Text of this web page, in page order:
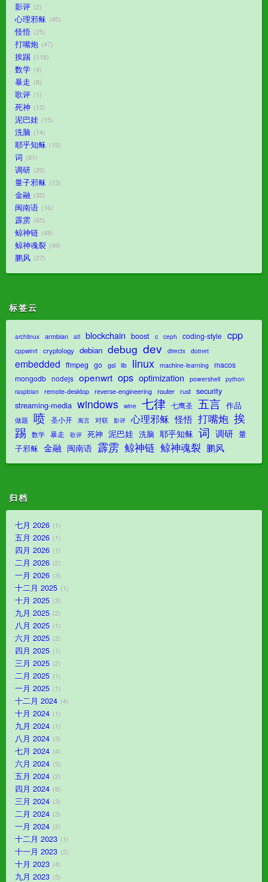
影评 2
心理邪稣 45
怪悟 25
打嘴炮 47
挨踢 118
数学 4
暴走 8
歌评 1
死神 12
泥巴娃 15
洗脑 14
耶乎知稣 15
词 81
调研 20
量子邪稣 13
金融 32
闽南语 16
霹雳 65
鲸神链 48
鲸神魂裂 49
鹏风 27
标签云
archlinux armbian atl blockchain boost c ceph coding-style cpp
cppwinrt cryptology debian debug dev directx dotnet
embedded ffmpeg go gsl lib linux machine-learning macos
mongodb nodejs openwrt ops optimization powershell
python
raspbian
remote-desktop reverse-engineering router rust security
streaming-media windows wine 七律 七鹰圣 五言 作品
做题 喷 圣小开 寓言 对联 影评 心理邪稣 怪悟 打嘴炮 挨
踢
数学 暴走 歌评 死神 泥巴娃 洗脑 耶乎知稣 词 调研 量
子邪稣 金融 闽南语 霹雳 鲸神链 鲸神魂裂 鹏风
归档
七月 2026 1
五月 2026 1
四月 2026 1
二月 2026 2
一月 2026 3
十二月 2025 1
十月 2025 3
九月 2025 2
八月 2025 1
六月 2025 2
四月 2025 1
三月 2025 2
二月 2025 1
一月 2025 1
十二月 2024 4
十月 2024 1
九月 2024 1
八月 2024 3
七月 2024 4
六月 2024 5
五月 2024 2
四月 2024 8
三月 2024 3
二月 2024 3
一月 2024 2
十二月 2023 1
十一月 2023 2
十月 2023 4
九月 2023 5